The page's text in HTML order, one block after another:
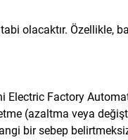
olacaktır. Özellikle,
Factory
(azaltma veya
bir sebep